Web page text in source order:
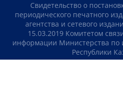
Свидетельство о
периодического печатного
агентства и сетевого
15.03.2019 Комитетом
информации Министерства по
Республики